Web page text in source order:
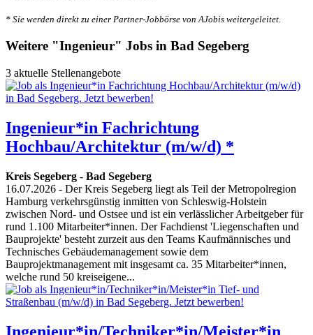
* Sie werden direkt zu einer Partner-Jobbörse von AJobis weitergeleitet.
Weitere "Ingenieur" Jobs in Bad Segeberg
3 aktuelle Stellenangebote
Ingenieur*in Fachrichtung
Hochbau/Architektur (m/w/d) *
Kreis Segeberg - Bad Segeberg
16.07.2026 - Der Kreis Segeberg liegt als Teil der Metropolregion
Hamburg verkehrsgünstig inmitten von Schleswig-Holstein
zwischen Nord- und Ostsee und ist ein verlässlicher Arbeitgeber für
rund 1.100 Mitarbeiter*innen. Der Fachdienst 'Liegenschaften und
Bauprojekte' besteht zurzeit aus den Teams Kaufmännisches und
Technisches Gebäudemanagement sowie dem
Bauprojektmanagement mit insgesamt ca. 35 Mitarbeiter*innen,
welche rund 50 kreiseigene...
Ingenieur*in/Techniker*in/Meister*in